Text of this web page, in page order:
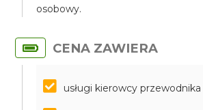
osobowy.
CENA ZAWIERA
usługi kierowcy przewodnika